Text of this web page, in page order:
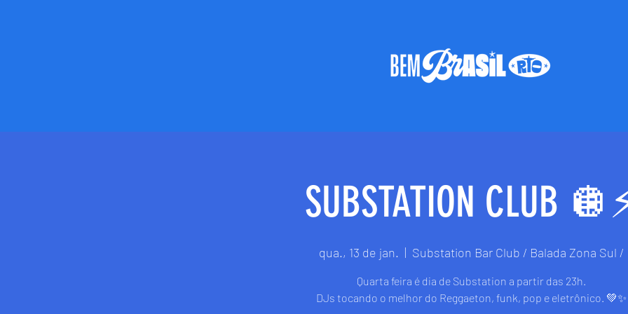
SUBSTATION CLUB
qua., 13 de jan.
  |
Substation Bar Club / Balada Zona Sul /
Quarta feira é dia de Substation a partir das 23h.
DJs tocando o melhor do Reggaeton, funk, pop e eletrônico. 💚✨